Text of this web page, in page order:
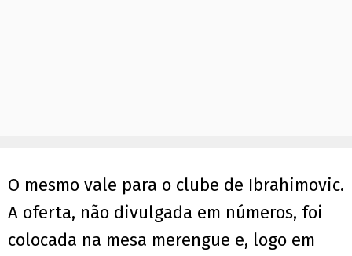
O mesmo vale para o clube de Ibrahimovic.
A oferta, não divulgada em números, foi
colocada na mesa merengue e, logo em